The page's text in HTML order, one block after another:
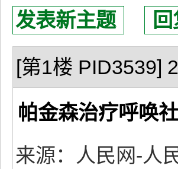
发表新主题
[第1楼 PID3539]
帕金森治疗呼唤
来源：人民网-人